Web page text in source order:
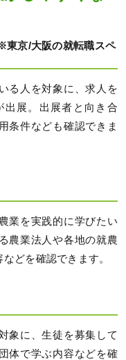
東京/大阪の就転職スペ
る人を対象に、求人を
出展。出展者と向き合
条件なども確認できま
業を実践的に学びたい
農業法人や各地の就農
どを確認できます。
象に、生徒を募集して
体で学ぶ内容などを確